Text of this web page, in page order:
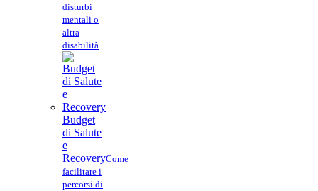
disturbi
mentali o
altra
disabilità
Budget
di Salute
e
RecoveryCome
facilitare i
percorsi di